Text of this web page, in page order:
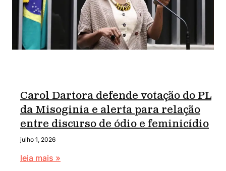
Carol Dartora defende votação do PL
da Misoginia e alerta para relação
entre discurso de ódio e feminicídio
julho 1, 2026
leia mais »